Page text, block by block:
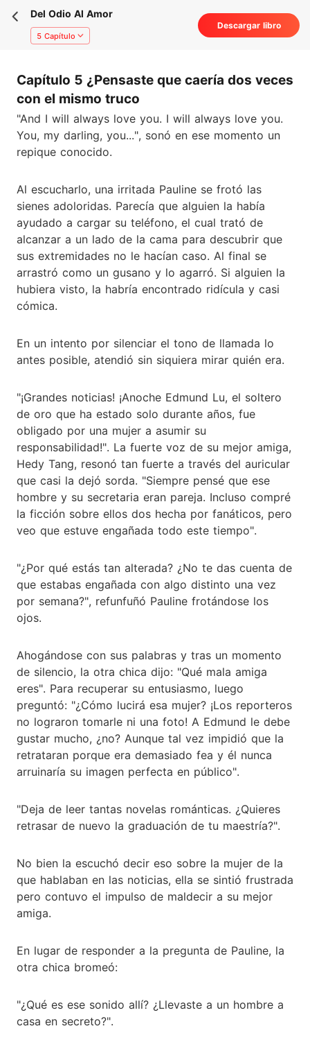
Del Odio Al Amor
5 Capítulo
Descargar libro
Capítulo 5 ¿Pensaste que caería dos veces
con el mismo truco
"And I will always love you. I will always love you.
You, my darling, you...", sonó en ese momento un
repique conocido.
Al escucharlo, una irritada Pauline se frotó las
sienes adoloridas. Parecía que alguien la había
ayudado a cargar su teléfono, el cual trató de
alcanzar a un lado de la cama para descubrir que
sus extremidades no le hacían caso. Al final se
arrastró como un gusano y lo agarró. Si alguien la
hubiera visto, la habría encontrado ridícula y casi
cómica.
En un intento por silenciar el tono de llamada lo
antes posible, atendió sin siquiera mirar quién era.
"¡Grandes noticias! ¡Anoche Edmund Lu, el soltero
de oro que ha estado solo durante años, fue
obligado por una mujer a asumir su
responsabilidad!". La fuerte voz de su mejor amiga,
Hedy Tang, resonó tan fuerte a través del auricular
que casi la dejó sorda. "Siempre pensé que ese
hombre y su secretaria eran pareja. Incluso compré
la ficción sobre ellos dos hecha por fanáticos, pero
veo que estuve engañada todo este tiempo".
"¿Por qué estás tan alterada? ¿No te das cuenta de
que estabas engañada con algo distinto una vez
por semana?", refunfuñó Pauline frotándose los
ojos.
Ahogándose con sus palabras y tras un momento
de silencio, la otra chica dijo: "Qué mala amiga
eres". Para recuperar su entusiasmo, luego
preguntó: "¿Cómo lucirá esa mujer? ¡Los reporteros
no lograron tomarle ni una foto! A Edmund le debe
gustar mucho, ¿no? Aunque tal vez impidió que la
retrataran porque era demasiado fea y él nunca
arruinaría su imagen perfecta en público".
"Deja de leer tantas novelas románticas. ¿Quieres
retrasar de nuevo la graduación de tu maestría?".
No bien la escuchó decir eso sobre la mujer de la
que hablaban en las noticias, ella se sintió frustrada
pero contuvo el impulso de maldecir a su mejor
amiga.
En lugar de responder a la pregunta de Pauline, la
otra chica bromeó:
"¿Qué es ese sonido allí? ¿Llevaste a un hombre a
casa en secreto?".